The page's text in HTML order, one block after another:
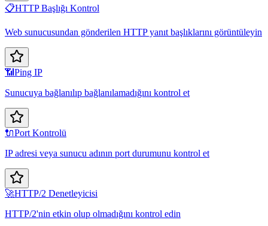
📋HTTP Başlığı Kontrol
Web sunucusundan gönderilen HTTP yanıt başlıklarını görüntüleyin
📶 Ping IP
Sunucuya bağlanılıp bağlanılamadığını kontrol et
🔌Port Kontrolü
IP adresi veya sunucu adının port durumunu kontrol et
🚀HTTP/2 Denetleyicisi
HTTP/2'nin etkin olup olmadığını kontrol edin